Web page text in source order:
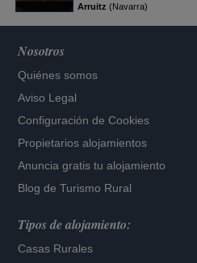
Arruitz (Navarra)
Nosotros
Quiénes somos
Aviso Legal
Configuración de Cookies
Propietarios alojamientos
Anuncia gratis tu alojamiento
Blog de Turismo Rural
Tipos de alojamiento:
Casas Rurales